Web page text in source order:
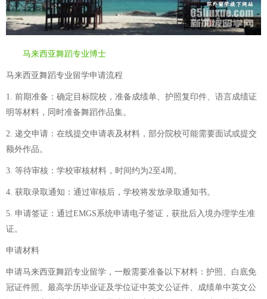
马来西亚舞蹈专业博士
马来西亚舞蹈专业留学申请流程
1. 前期准备：确定目标院校，准备成绩单、护照复印件、语言成绩证
明等材料，同时准备舞蹈作品集。
2. 递交申请：在线提交申请表及材料，部分院校可能需要面试或提交
额外作品。
3. 等待审核：学校审核材料，时间约为2至4周。
4. 获取录取通知：通过审核后，学校将发放录取通知书。
5. 申请签证：通过EMGS系统申请电子签证，获批后入境办理学生准
证。
申请材料
申请马来西亚舞蹈专业留学，一般需要准备以下材料：护照、白底免
冠证件照、最高学历毕业证及学位证中英文公证件、成绩单中英文公